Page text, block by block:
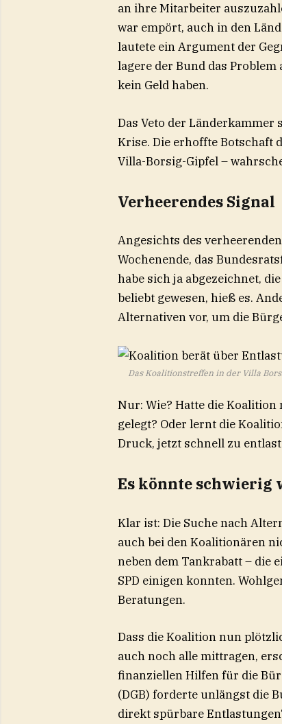
an ihre Mitarbeiter
war empört, auch in den
lautete ein Argument der
lagere der Bund das
kein Geld haben.
Das Veto der
Krise. Die erhoffte Botschaft
Villa-Borsig-Gipfel –
Verheerendes Signal
Angesichts des
Wochenende, das
habe sich ja abgezeichnet,
beliebt gewesen, hieß es.
Alternativen vor, um die
Das Koalitionstreffen in der Villa
Nur: Wie? Hatte die
gelegt? Oder lernt die
Druck, jetzt schnell zu
Es könnte schwierig
Klar ist: Die Suche nach
auch bei den Koalitionären
neben dem Tankrabatt – die
SPD einigen konnten.
Beratungen.
Dass die Koalition nun
auch noch alle mittragen,
finanziellen Hilfen für die
(DGB) forderte unlängst die
direkt spürbare